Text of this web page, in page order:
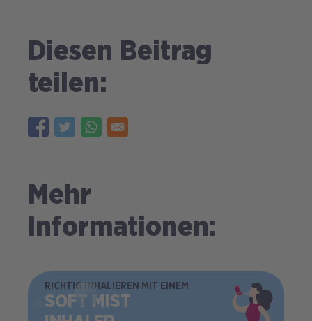
Diesen Beitrag
teilen:
Mehr
Informationen:
BILD
RICHTIG INHALIEREN MIT EINEM
SOFT MIST